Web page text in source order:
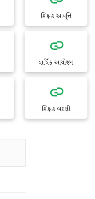
શિક્ષક આવૃત્તિ
વાર્ષિક આયોજન
શિક્ષક બદલી